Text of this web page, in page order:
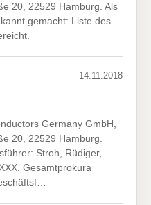
20, 22529 Hamburg. Als
gemacht: Liste des
14.11.2018
Germany GmbH,
20, 22529 Hamburg.
Stroh, Rüdiger,
Gesamtprokura